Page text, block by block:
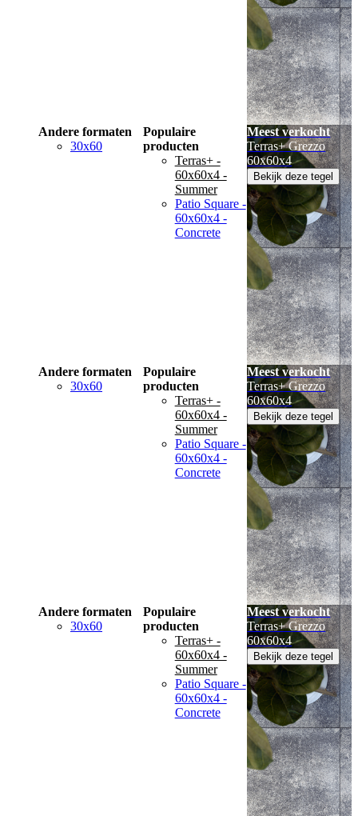
Andere formaten
30x60
Populaire
producten
Terras+ -
60x60x4 -
Summer
Patio Square -
60x60x4 -
Concrete
Meest verkocht
Terras+ Grezzo
60x60x4
Bekijk deze tegel
Andere formaten
30x60
Populaire
producten
Terras+ -
60x60x4 -
Summer
Patio Square -
60x60x4 -
Concrete
Meest verkocht
Terras+ Grezzo
60x60x4
Bekijk deze tegel
Andere formaten
30x60
Populaire
producten
Terras+ -
60x60x4 -
Summer
Patio Square -
60x60x4 -
Concrete
Meest verkocht
Terras+ Grezzo
60x60x4
Bekijk deze tegel